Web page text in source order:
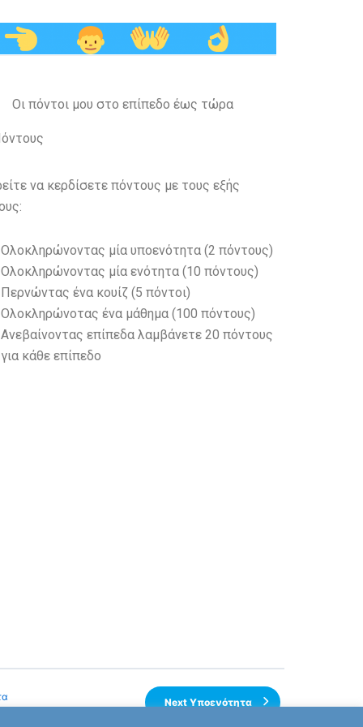
Οι πόντοι μου στο επίπεδο έως τώρα
να κερδίσετε πόντους με τους εξής
Ολοκληρώνοντας μία υποενότητα (2 πόντους)
Ολοκληρώνοντας μία ενότητα (10 πόντους)
Περνώντας ένα κουίζ (5 πόντοι)
Ολοκληρώνοτας ένα μάθημα (100 πόντους)
Ανεβαίνοντας επίπεδα λαμβάνετε 20 πόντους
για κάθε επίπεδο
Next Υποενότητα